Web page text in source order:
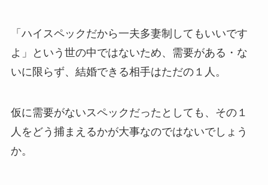
「ハイスペックだから一夫多妻制してもいいです
よ」という世の中ではないため、需要がある・な
いに限らず、結婚できる相手はただの１人。
仮に需要がないスペックだったとしても、その１
人をどう捕まえるかが大事なのではないでしょう
か。